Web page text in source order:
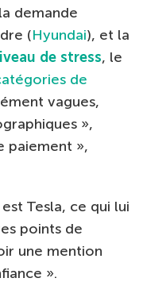
demande
(Hyundai), et la
de stress, le
de
vagues,
»,
paiement »,
Tesla, ce qui lui
points de
une mention
».